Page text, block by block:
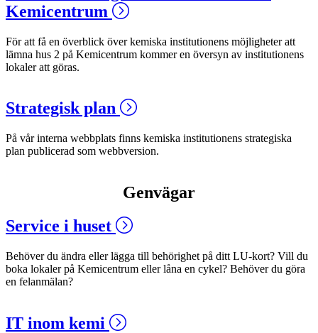
Kemicentrum
För att få en överblick över kemiska institutionens möjligheter att
lämna hus 2 på Kemicentrum kommer en översyn av institutionens
lokaler att göras.
Strategisk plan
På vår interna webbplats finns kemiska institutionens strategiska
plan publicerad som webbversion.
Genvägar
Service i huset
Behöver du ändra eller lägga till behörighet på ditt LU-kort? Vill du
boka lokaler på Kemicentrum eller låna en cykel? Behöver du göra
en felanmälan?
IT inom kemi